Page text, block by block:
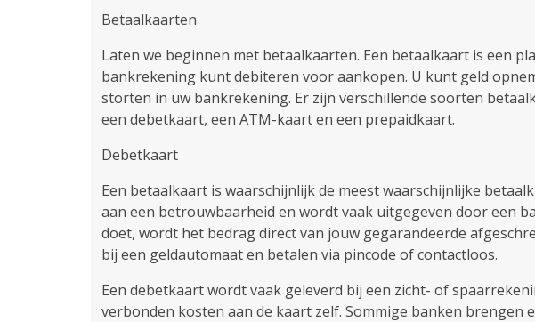
Betaalkaarten
Laten we beginnen met betaalkaarten. Een betaalkaart is een
bankrekening kunt debiteren voor aankopen. U kunt geld
storten in uw bankrekening. Er zijn verschillende soorten
een debetkaart, een ATM-kaart en een prepaidkaart.
Debetkaart
Een betaalkaart is waarschijnlijk de meest waarschijnlijke
aan een betrouwbaarheid en wordt vaak uitgegeven door een
doet, wordt het bedrag direct van jouw gegarandeerde
bij een geldautomaat en betalen via pincode of contactloos.
Een debetkaart wordt vaak geleverd bij een zicht- of
verbonden kosten aan de kaart zelf. Sommige banken brengen